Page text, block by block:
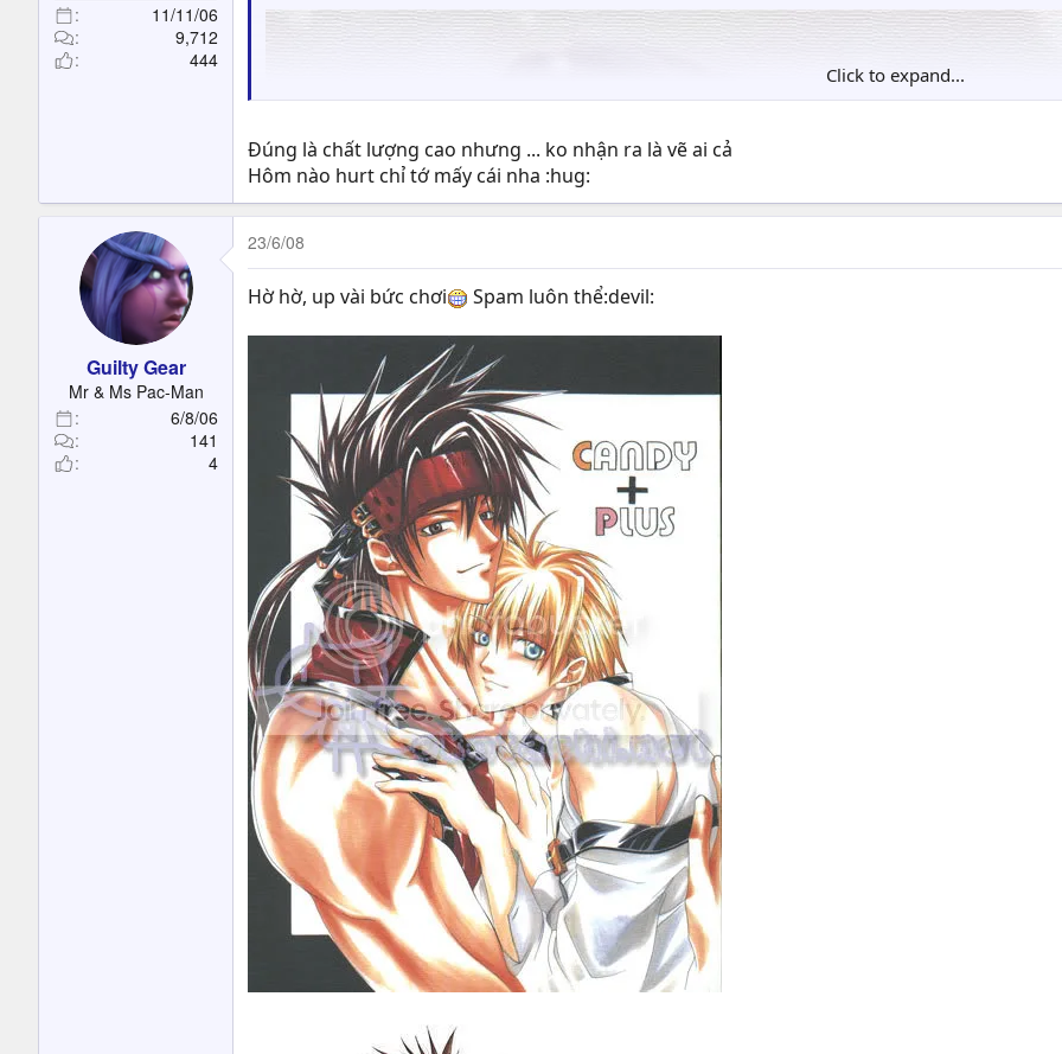
11/11/06
9,712
444
Click to expand...
Đúng là chất lượng cao nhưng ... ko nhận ra là vẽ ai cả
Hôm nào hurt chỉ tớ mấy cái nha :hug:
Guilty Gear
Mr & Ms Pac-Man
6/8/06
141
4
23/6/08
Hờ hờ, up vài bức chơi Spam luôn thể:devil: